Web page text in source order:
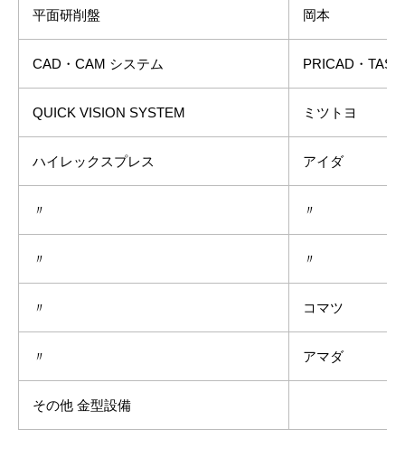
平面研削盤 岡本
CAD・CAM システム PRICAD・
QUICK VISION SYSTEM ミツトヨ
ハイレックスプレス アイダ
〃 〃
〃 〃
〃 コマツ
〃 アマダ
その他 金型設備